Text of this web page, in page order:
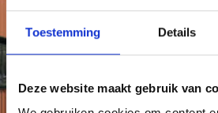
Toestemming Details
Deze website maakt gebruik van